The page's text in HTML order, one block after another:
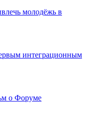
молодёжь в
интеграционным
о Форуме